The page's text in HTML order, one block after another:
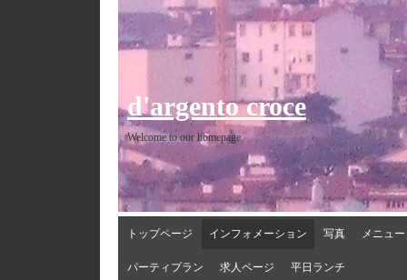
d'argento croce
Welcome to our homepage
トップページ インフォメーション 写真 メニュー
パーティプラン 求人ページ 平日ランチ